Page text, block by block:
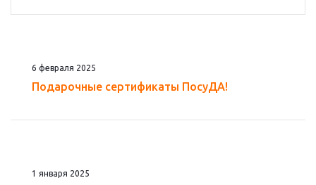
6 февраля 2025
Подарочные сертификаты ПосуДА!
1 января 2025